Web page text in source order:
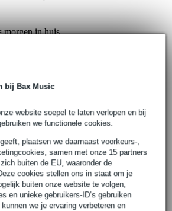
bij Bax Music
website soepel te laten verlopen en bij
we functionele cookies.
plaatsen we daarnaast voorkeurs-,
samen met onze 15 partners
buiten de EU, waaronder de
cookies stellen ons in staat om je
buiten onze website te volgen,
en unieke gebruikers-ID’s gebruiken
we je ervaring verbeteren en
morgen in huis
winkel